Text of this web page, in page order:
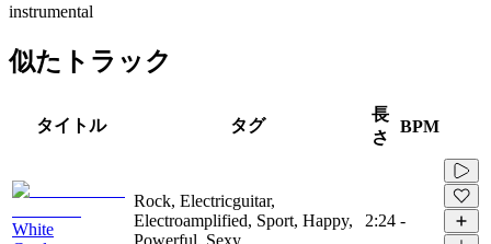
instrumental
似たトラック
タイトル タグ
長
さ
BPM
White
Rock, Electricguitar,
Electroamplified, Sport, Happy,
Powerful, Sexy
2:24 -